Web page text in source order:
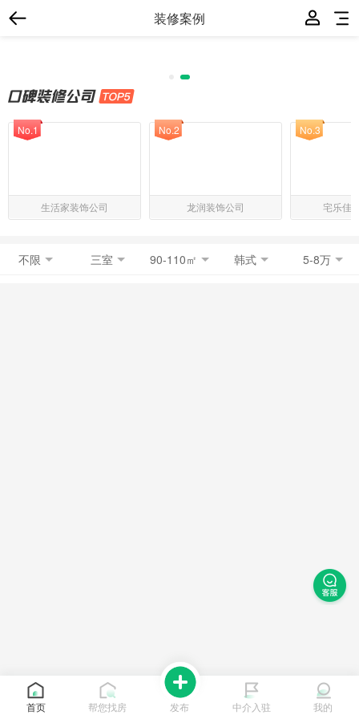
装修案例
生活家装饰公司
No.1
龙润装饰公司
No.2
宅乐佳
No.3
不限 三室 90-110㎡ 韩式 5-8万
首页 帮您找房 发布 中介入驻 我的